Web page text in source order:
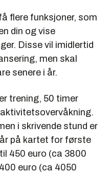
flere funksjoner, som
din og vise
Disse vil imidlertid
men skal
senere i år.
trening, 50 timer
i skrivende stund er
på kartet for første
450 euro (ca 3800
euro (ca 4050